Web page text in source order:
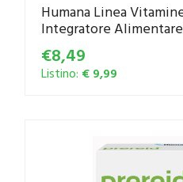
Humana Linea
Integratore
€8,49
Listino: € 9,99